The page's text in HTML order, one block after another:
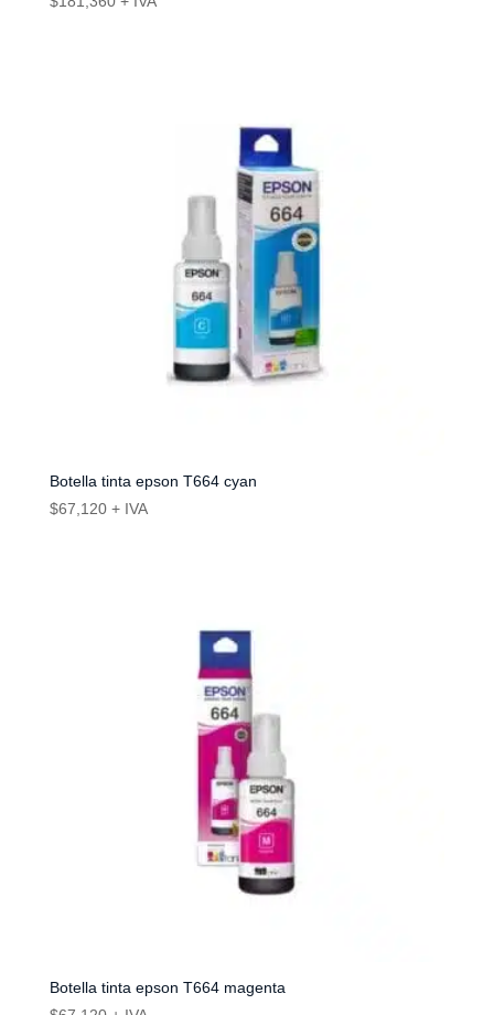
Botella tinta epson T664 cyan
$67,120 + IVA
Botella tinta epson T664 magenta